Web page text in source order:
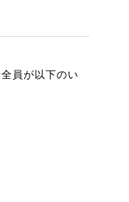
員が以下のい